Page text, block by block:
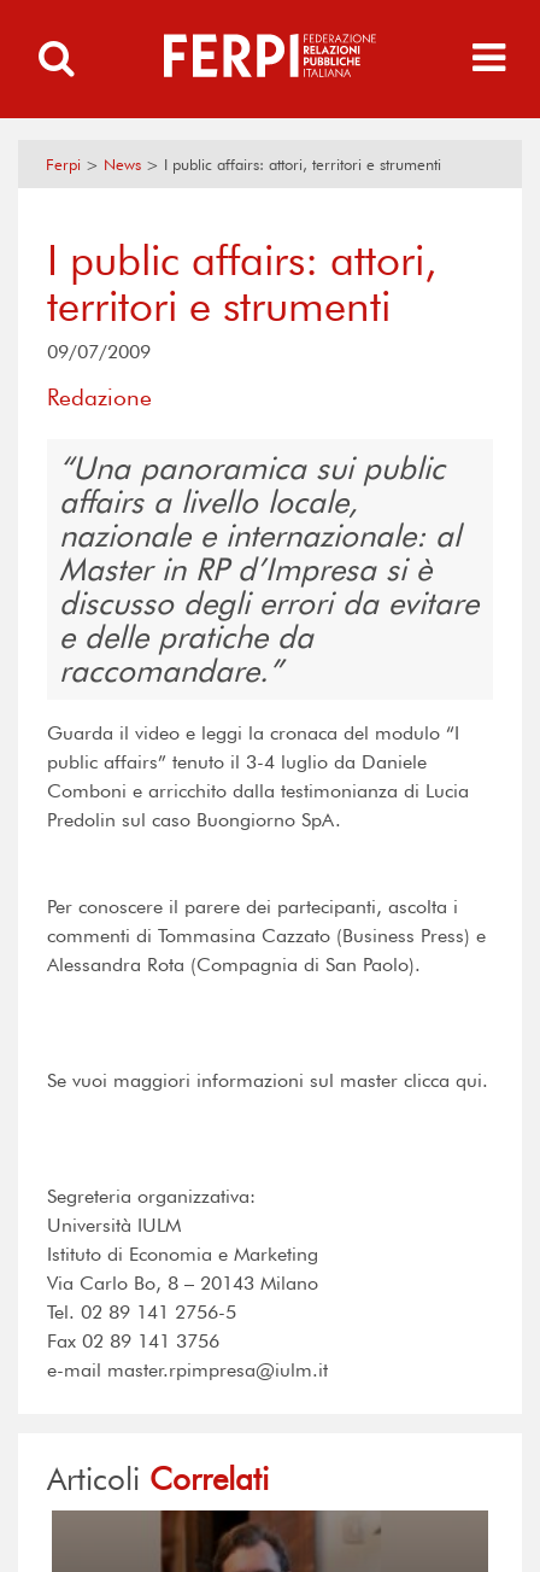
Ferpi > News > I public affairs: attori, territori e strumenti
I public affairs: attori,
territori e strumenti
09/07/2009
Redazione
Una panoramica sui public
affairs a livello locale,
nazionale e internazionale: al
Master in RP d’Impresa si è
discusso degli errori da evitare
e delle pratiche da
raccomandare.
Guarda il video e leggi la cronaca del modulo “I
public affairs” tenuto il 3-4 luglio da Daniele
Comboni e arricchito dalla testimonianza di Lucia
Predolin sul caso Buongiorno SpA.
Per conoscere il parere dei partecipanti, ascolta i
commenti di Tommasina Cazzato (Business Press) e
Alessandra Rota (Compagnia di San Paolo).
Se vuoi maggiori informazioni sul master clicca qui.
Segreteria organizzativa:
Università IULM
Istituto di Economia e Marketing
Via Carlo Bo, 8 – 20143 Milano
Tel. 02 89 141 2756-5
Fax 02 89 141 3756
e-mail master.rpimpresa@iulm.it
Articoli Correlati